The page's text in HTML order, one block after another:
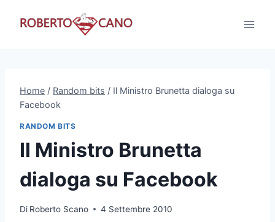
Home / Random bits / Il Ministro Brunetta dialoga su
Facebook
RANDOM BITS
Il Ministro Brunetta
dialoga su Facebook
Di Roberto Scano 4 Settembre 2010